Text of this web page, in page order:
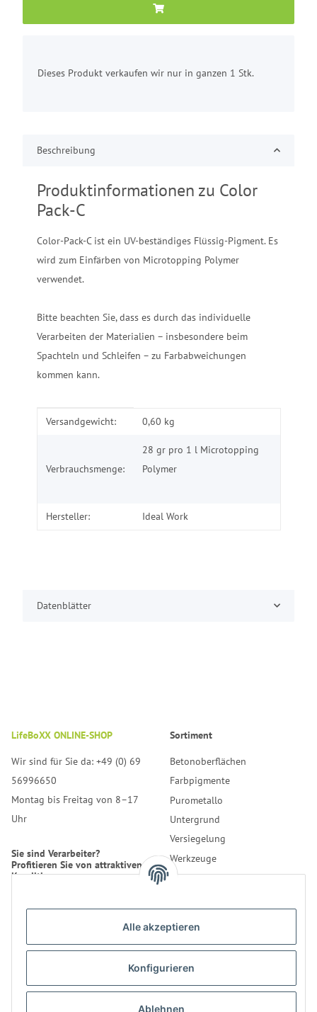
Alle akzeptieren
Konfigurieren
Ablehnen
Dieses Produkt verkaufen wir nur in ganzen 1 Stk.
Beschreibung
Produktinformationen zu Color
Pack-C
Color-Pack-C ist ein UV-beständiges Flüssig-Pigment. Es
wird zum Einfärben von Microtopping Polymer
verwendet.
Bitte beachten Sie, dass es durch das individuelle
Verarbeiten der Materialien – insbesondere beim
Spachteln und Schleifen – zu Farbabweichungen
kommen kann.
Produkteigenschaft
Wert
Versandgewicht: 0,60 kg
Verbrauchsmenge:
28 gr pro 1 l Microtopping
Polymer
Hersteller: Ideal Work
Datenblätter
LifeBoXX ONLINE-SHOP
Wir sind für Sie da: +49 (0) 69
56996650
Montag bis Freitag von 8–17
Uhr
Sie sind Verarbeiter?
Profitieren Sie von attraktiven
Konditionen.
USt., zzgl.Versand
Sortiment
Betonoberflächen
Farbpigmente
Purometallo
Untergrund
Versiegelung
Werkzeuge
Reinigung
LifeBoXX GmbH
Bestellung